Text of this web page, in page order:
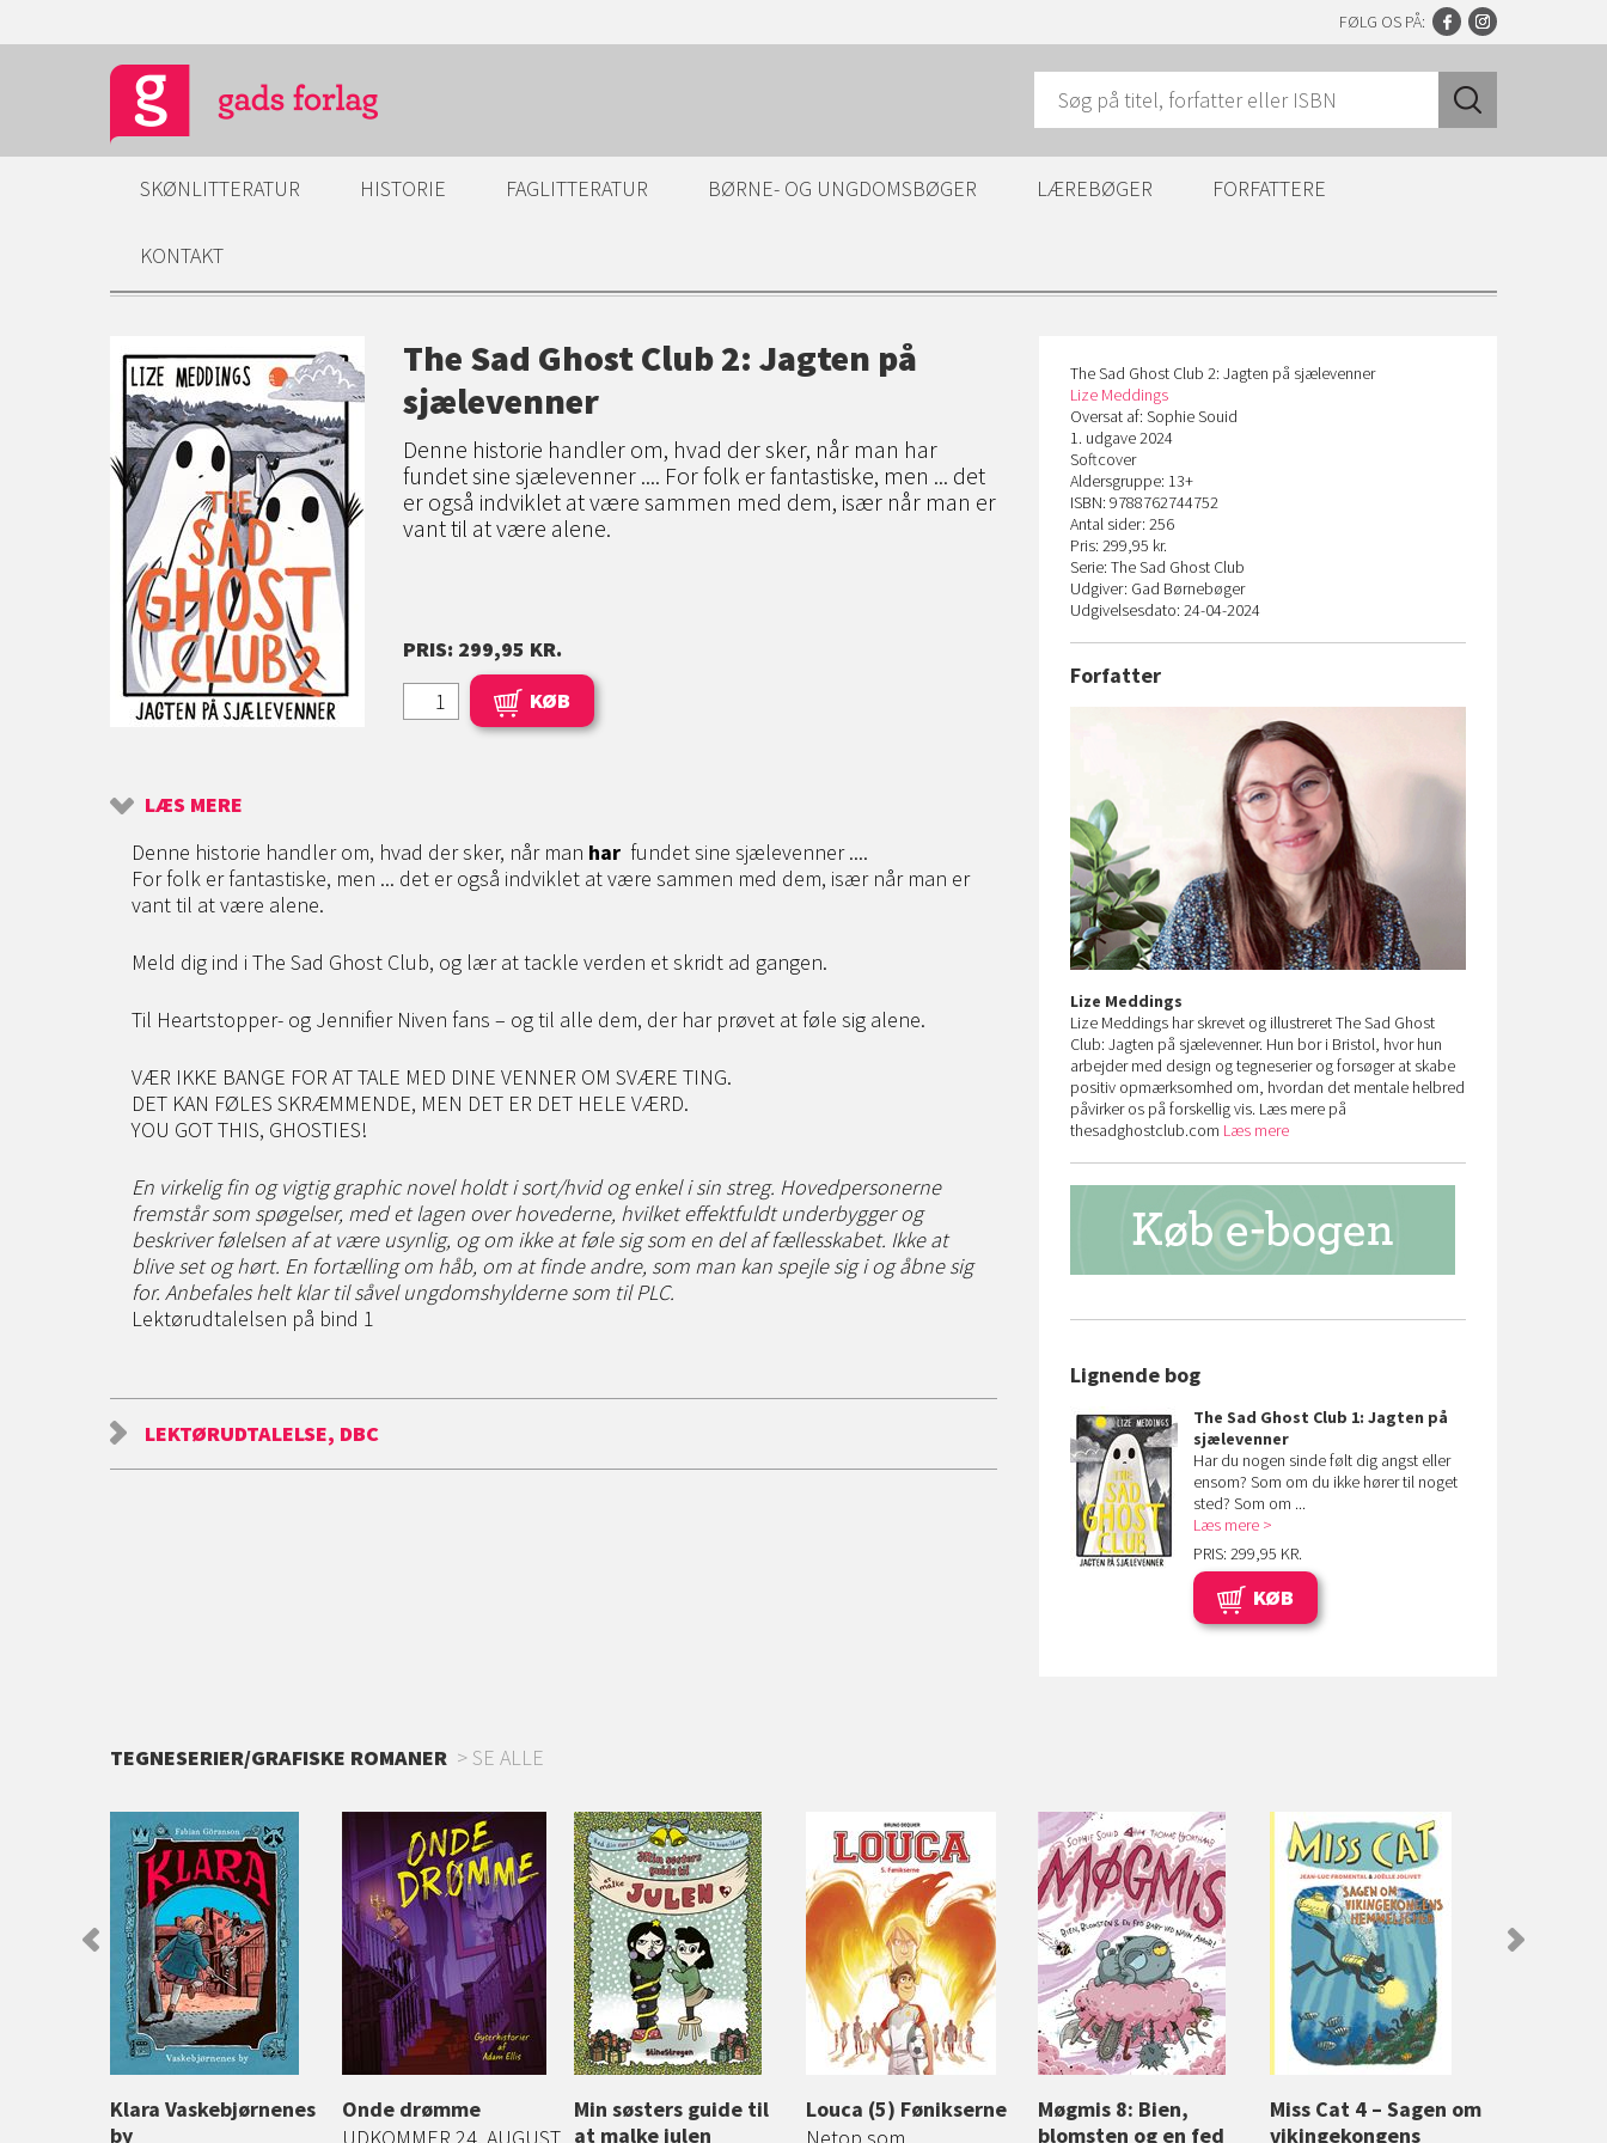
FØLG OS PÅ:
SKØNLITTERATUR HISTORIE FAGLITTERATUR BØRNE- OG UNGDOMSBØGER LÆREBØGER FORFATTERE
KONTAKT
The Sad Ghost Club 2: Jagten på
sjælevenner
Denne historie handler om, hvad der sker, når man har
fundet sine sjælevenner .... For folk er fantastiske, men ... det
er også indviklet at være sammen med dem, især når man er
vant til at være alene.
PRIS: 299,95 KR.
KØB
LÆS MERE
Denne historie handler om, hvad der sker, når man har fundet sine sjælevenner ....
For folk er fantastiske, men ... det er også indviklet at være sammen med dem, især når man er
vant til at være alene.
Meld dig ind i The Sad Ghost Club, og lær at tackle verden et skridt ad gangen.
Til Heartstopper- og Jennifier Niven fans – og til alle dem, der har prøvet at føle sig alene.
VÆR IKKE BANGE FOR AT TALE MED DINE VENNER OM SVÆRE TING.
DET KAN FØLES SKRÆMMENDE, MEN DET ER DET HELE VÆRD.
YOU GOT THIS, GHOSTIES!
En virkelig fin og vigtig graphic novel holdt i sort/hvid og enkel i sin streg. Hovedpersonerne
fremstår som spøgelser, med et lagen over hovederne, hvilket effektfuldt underbygger og
beskriver følelsen af at være usynlig, og om ikke at føle sig som en del af fællesskabet. Ikke at
blive set og hørt. En fortælling om håb, om at finde andre, som man kan spejle sig i og åbne sig
for. Anbefales helt klar til såvel ungdomshylderne som til PLC.
Lektørudtalelsen på bind 1
LEKTØRUDTALELSE, DBC
The Sad Ghost Club 2: Jagten på sjælevenner
Lize Meddings
Oversat af: Sophie Souid
1. udgave 2024
Softcover
Aldersgruppe: 13+
ISBN: 9788762744752
Antal sider: 256
Pris: 299,95 kr.
Serie: The Sad Ghost Club
Udgiver: Gad Børnebøger
Udgivelsesdato: 24-04-2024
Forfatter
Lize Meddings
Lize Meddings har skrevet og illustreret The Sad Ghost
Club: Jagten på sjælevenner. Hun bor i Bristol, hvor hun
arbejder med design og tegneserier og forsøger at skabe
positiv opmærksomhed om, hvordan det mentale helbred
påvirker os på forskellig vis. Læs mere på
thesadghostclub.com Læs mere
Lignende bog
The Sad Ghost Club 1: Jagten på
sjælevenner
Har du nogen sinde følt dig angst eller
ensom? Som om du ikke hører til noget
sted? Som om ...
Læs mere
PRIS: 299,95 KR.
KØB
TEGNESERIER/GRAFISKE ROMANER SE ALLE
Klara Vaskebjørnenes
by
Onde drømme
Min søsters guide til
at malke julen
Louca (5) Fønikserne
Møgmis 8: Bien,
blomsten og en fed
Miss Cat 4 – Sagen om
vikingekongens